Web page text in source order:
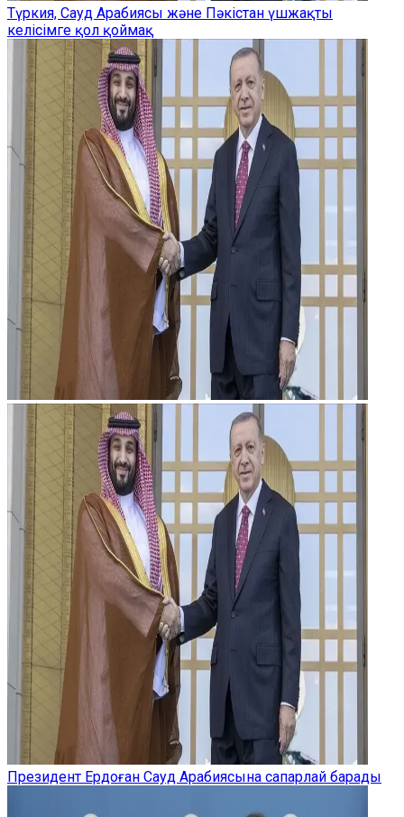
Түркия, Сауд Арабиясы және Пәкістан үшжақты
келісімге қол қоймақ
Президент Ердоған Сауд Арабиясына сапарлай барады